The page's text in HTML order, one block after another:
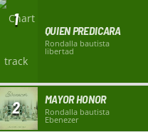
1
QUIEN PREDICARA
Rondalla bautista
libertad
2 MAYOR HONOR
Rondalla bautista
Ebenezer